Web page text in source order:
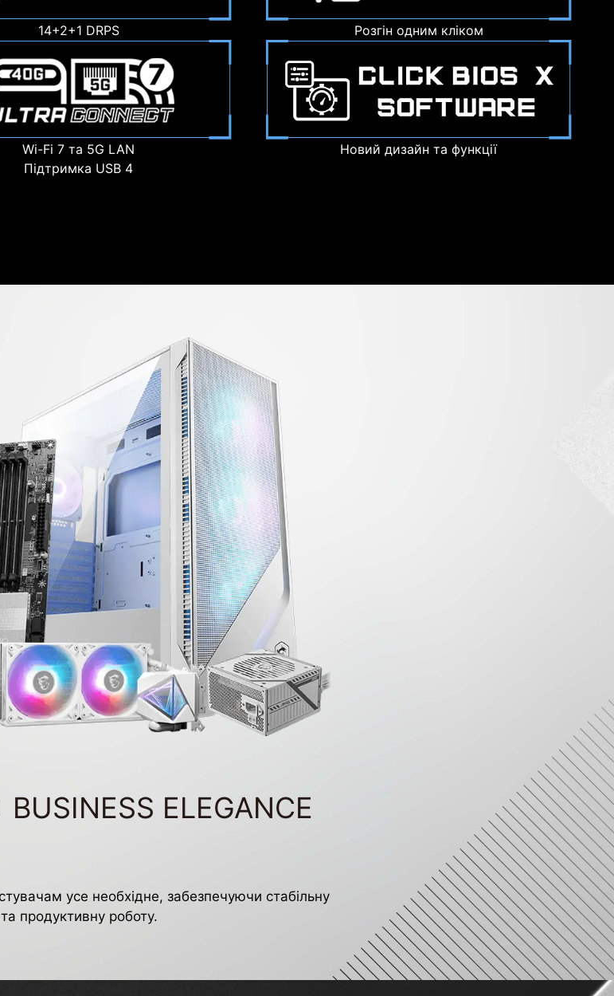
14+2+1 DRPS Розгін одним кліком
Wi-Fi 7 та 5G LAN
Підтримка USB 4
Новий дизайн та функції
BUSINESS ELEGANCE
усе необхідне, забезпечуючи стабільну
та продуктивну роботу.